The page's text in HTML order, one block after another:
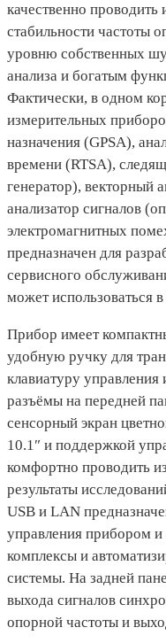
качественно
стабильности частоты
уровню собственных
анализа и богатым
Фактически, в одном
измерительных
назначения (GPSA),
времени (RTSA),
генератор), векторный
анализатор сигналов
электромагнитных
предназначен для
сервисного
может использоваться
Прибор имеет
удобную ручку для
клавиатуру
разъёмы на передней
сенсорный экран
10.1″ и поддержкой
комфортно проводить
результаты
USB и LAN
управления прибором и
комплексы и
системы. На задней
выхода сигналов
опорной частоты и